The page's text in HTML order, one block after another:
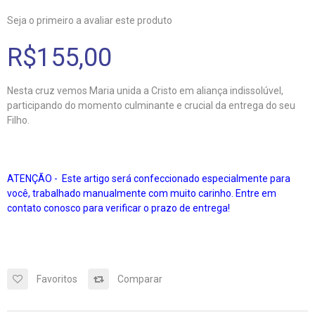
Seja o primeiro a avaliar este produto
R$155,00
Nesta cruz vemos Maria unida a Cristo em aliança indissolúvel,
participando do momento culminante e crucial da entrega do seu
Filho.
ATENÇÃO - Este artigo será confeccionado especialmente para
você, trabalhado manualmente com muito carinho. Entre em
contato conosco para verificar o prazo de entrega!
Favoritos Comparar